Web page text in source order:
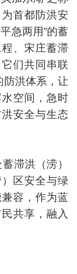
首都防洪安
急两用”的蓄
、宋庄蓄滞
们共同串联
防洪体系，让
空间，急时
安全与生态
滞洪（涝）
区安全与绿
容，作为蓝
共享，融入